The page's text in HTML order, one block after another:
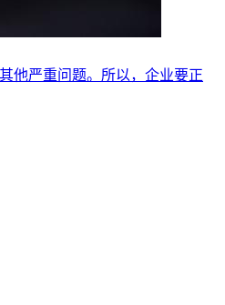
他严重问题。所以，企业要正